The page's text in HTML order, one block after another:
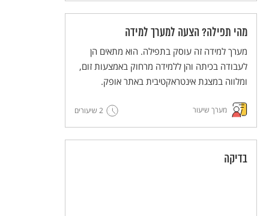
הטקס מותאם ללמידה מרחוק, וניתן להתאימו גם
ללמידה בכיתה.
מהי תפילה? הצעה למערך למידה
מערך למידה זה עוסק בתפילה. הוא מתאים הן
לעבודה בכיתה והן ללמידה מרחוק באמצעות זום,
ומלווה במצגת אינטראקטיבית באתר אופק.
מערך שיעור 2 שיעורים
בדיקה